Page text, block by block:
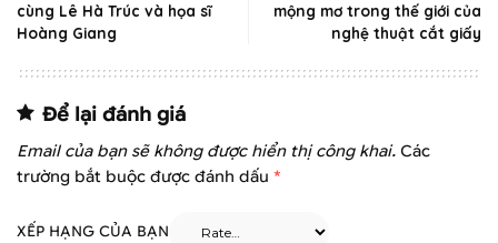
cùng Lê Hà Trúc và họa sĩ
Hoàng Giang
mộng mơ trong thế giới của
nghệ thuật cắt giấy
Để lại đánh giá
Email của bạn sẽ không được hiển thị công khai. Các
trường bắt buộc được đánh dấu *
XẾP HẠNG CỦA BẠN